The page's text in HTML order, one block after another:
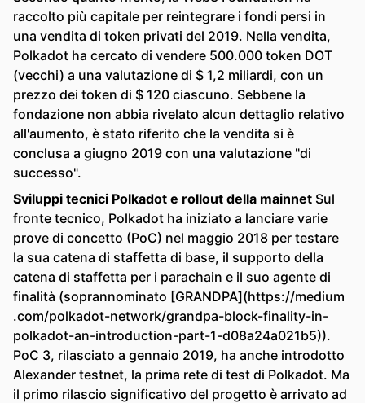
raccolto più capitale per reintegrare i fondi persi in
una vendita di token privati ​​del 2019. Nella vendita,
Polkadot ha cercato di vendere 500.000 token DOT
(vecchi) a una valutazione di $ 1,2 miliardi, con un
prezzo dei token di $ 120 ciascuno. Sebbene la
fondazione non abbia rivelato alcun dettaglio relativo
all'aumento, è stato riferito che la vendita si è
conclusa a giugno 2019 con una valutazione "di
successo".
Sviluppi tecnici Polkadot e rollout della mainnet Sul
fronte tecnico, Polkadot ha iniziato a lanciare varie
prove di concetto (PoC) nel maggio 2018 per testare
la sua catena di staffetta di base, il supporto della
catena di staffetta per i parachain e il suo agente di
finalità (soprannominato [GRANDPA](https://medium
.com/polkadot-network/grandpa-block-finality-in-
polkadot-an-introduction-part-1-d08a24a021b5)).
PoC 3, rilasciato a gennaio 2019, ha anche introdotto
Alexander testnet, la prima rete di test di Polkadot. Ma
il primo rilascio significativo del progetto è arrivato ad